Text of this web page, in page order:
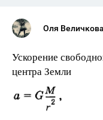
Оля Величкова
Ускорение
центра Земли